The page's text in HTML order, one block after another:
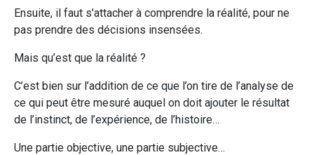
Ensuite, il faut s’attacher à comprendre la réalité, pour ne
pas prendre des décisions insensées.
Mais qu’est que la réalité ?
C’est bien sur l’addition de ce que l’on tire de l’analyse de
ce qui peut être mesuré auquel on doit ajouter le résultat
de l’instinct, de l’expérience, de l’histoire…
Une partie objective, une partie subjective…